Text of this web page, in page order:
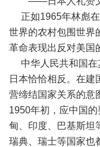
正如1965年林彪在
世界的农村包围世界
革命表现出反对美
中华人民共和国在
日本恰恰相反。在建
营缔结国家关系的意
1950年初，应中国
甸、印度、巴基斯坦
瑞典、瑞士等国家也